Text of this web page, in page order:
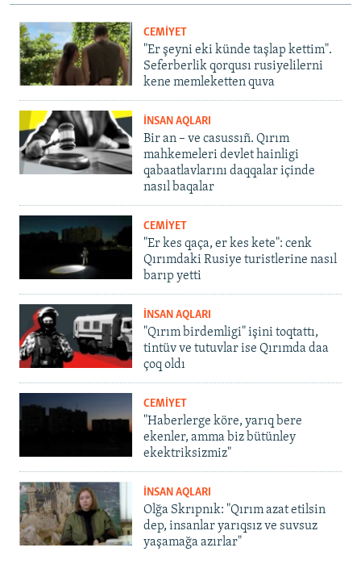
CEMİYET
"Er şeyni eki künde taşlap kettim".
Seferberlik qorqusı rusiyelilerni
kene memleketten quva
İNSAN AQLARI
Bir an – ve casussıñ. Qırım
mahkemeleri devlet hainligi
qabaatlavlarını daqqalar içinde
nasıl baqalar
CEMİYET
"Er kes qaça, er kes kete": cenk
Qırımdaki Rusiye turistlerine nasıl
barıp yetti
İNSAN AQLARI
"Qırım birdemligi" işini toqtattı,
tintüv ve tutuvlar ise Qırımda daa
çoq oldı
CEMİYET
"Haberlerge köre, yarıq bere
ekenler, amma biz bütünley
ekektriksizmiz"
İNSAN AQLARI
Olğa Skrıpnık: "Qırım azat etilsin
dep, insanlar yarıqsız ve suvsuz
yaşamağa azırlar"